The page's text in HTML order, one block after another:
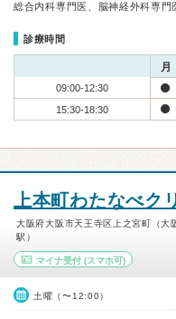
総合内科専門医、脳神経外科専門
診療時間
月
09:00-12:30
15:30-18:30
上本町わたなべク
大阪府大阪市天王寺区上之宮町（大
駅）
マイナ受付 (スマホ可)
土曜（〜12:00）